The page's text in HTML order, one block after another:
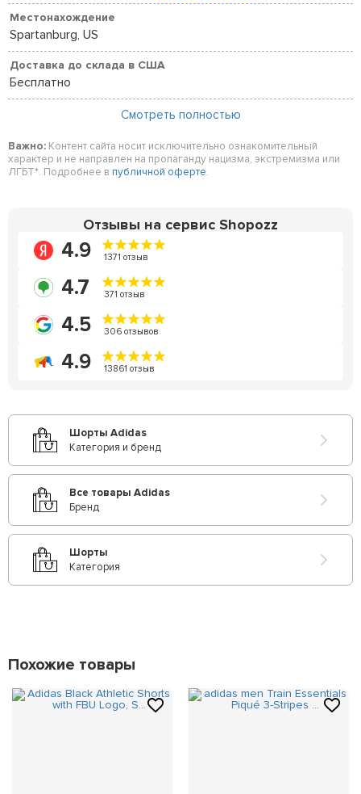
Местонахождение
Spartanburg, US
Доставка до склада в США
Бесплатно
Смотреть полностью
Важно: Контент сайта носит исключительно ознакомительный
характер и не направлен на пропаганду нацизма, экстремизма или
ЛГБТ*. Подробнее в публичной оферте.
Отзывы на сервис Shopozz
4.9 1371 отзыв
4.7 371 отзыв
4.5 306 отзывов
4.9 13861 отзыв
Шорты Adidas
Категория и бренд
Все товары Adidas
Бренд
Шорты
Категория
Похожие товары